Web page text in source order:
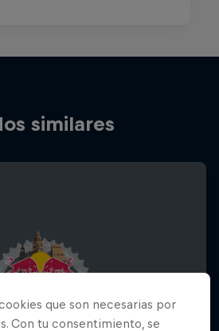
similares
que son necesarias por
Con tu consentimiento, se